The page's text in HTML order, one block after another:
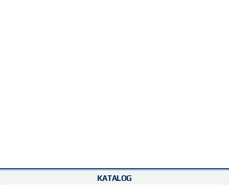
KATALOG